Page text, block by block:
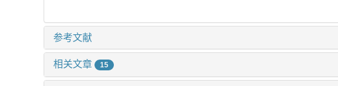
参考文献
相关文章 15